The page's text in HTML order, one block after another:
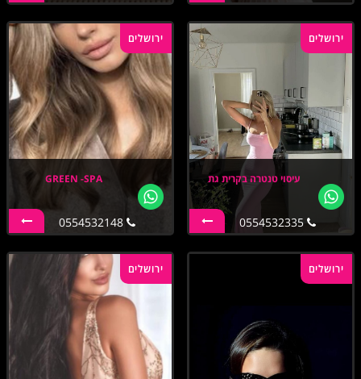
ירושלים
עיסוי טנטרה בקרית גת
0554532335
ירושלים
GREEN -SPA
0554532148
ירושלים ירושלים